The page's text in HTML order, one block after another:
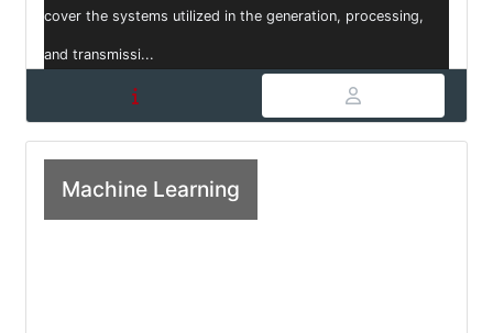
cover the systems utilized in the generation, processing,
and transmissi...
Machine Learning